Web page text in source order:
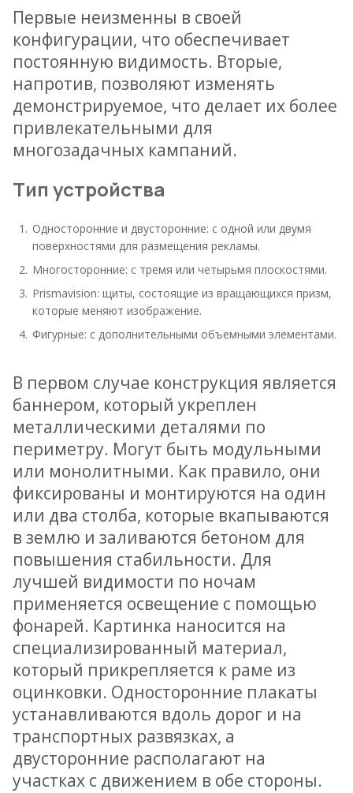
Первые неизменны в своей
конфигурации, что обеспечивает
постоянную видимость. Вторые,
напротив, позволяют изменять
демонстрируемое, что делает их более
привлекательными для
многозадачных кампаний.
Тип устройства
Односторонние и двусторонние: с одной или двумя
поверхностями для размещения рекламы.
Многосторонние: с тремя или четырьмя плоскостями.
Prismavision: щиты, состоящие из вращающихся призм,
которые меняют изображение.
Фигурные: с дополнительными объемными элементами.
В первом случае конструкция является
баннером, который укреплен
металлическими деталями по
периметру. Могут быть модульными
или монолитными. Как правило, они
фиксированы и монтируются на один
или два столба, которые вкапываются
в землю и заливаются бетоном для
повышения стабильности. Для
лучшей видимости по ночам
применяется освещение с помощью
фонарей. Картинка наносится на
специализированный материал,
который прикрепляется к раме из
оцинковки. Односторонние плакаты
устанавливаются вдоль дорог и на
транспортных развязках, а
двусторонние располагают на
участках с движением в обе стороны.